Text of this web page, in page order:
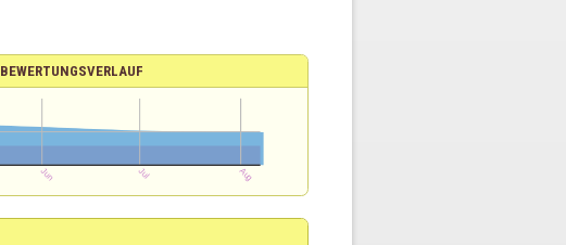
BEWERTUNGSVERLAUF